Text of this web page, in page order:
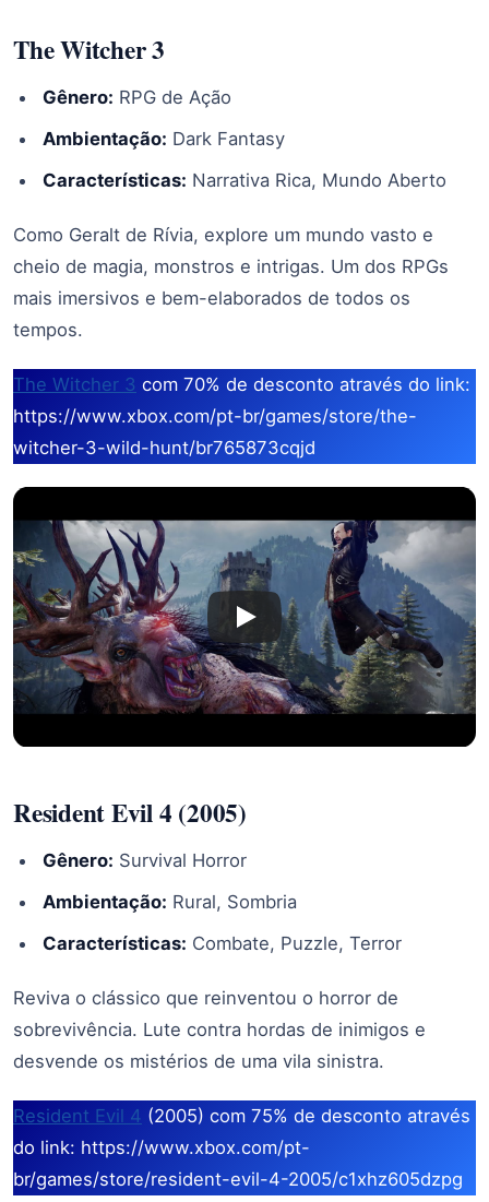
The Witcher 3
Gênero: RPG de Ação
Ambientação: Dark Fantasy
Características: Narrativa Rica, Mundo Aberto
Como Geralt de Rívia, explore um mundo vasto e
cheio de magia, monstros e intrigas. Um dos RPGs
mais imersivos e bem-elaborados de todos os
tempos.
The Witcher 3 com 70% de desconto através do link:
https://www.xbox.com/pt-br/games/store/the-
witcher-3-wild-hunt/br765873cqjd
Resident Evil 4 (2005)
Gênero: Survival Horror
Ambientação: Rural, Sombria
Características: Combate, Puzzle, Terror
Reviva o clássico que reinventou o horror de
sobrevivência. Lute contra hordas de inimigos e
desvende os mistérios de uma vila sinistra.
Resident Evil 4 (2005) com 75% de desconto através
do link: https://www.xbox.com/pt-
br/games/store/resident-evil-4-2005/c1xhz605dzpg